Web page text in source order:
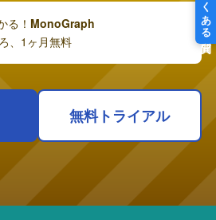
る！ MonoGraph
、1ヶ月無料
無料トライアル